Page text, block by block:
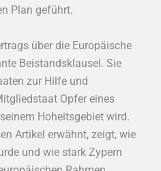
Plan geführt.
über die Europäische
Beistandsklausel. Sie
zur Hilfe und
Opfer eines
Hoheitsgebiet wird.
Artikel erwähnt, zeigt, wie
und wie stark Zypern